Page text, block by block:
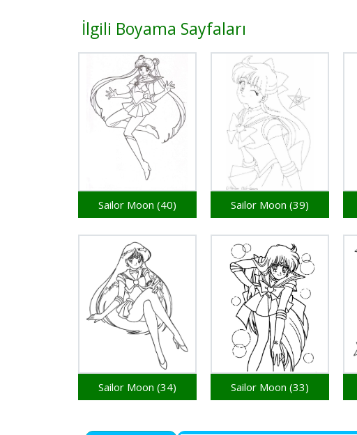
İlgili Boyama Sayfaları
Sailor Moon (40) Sailor Moon (39)
Sailor Moon (34) Sailor Moon (33)